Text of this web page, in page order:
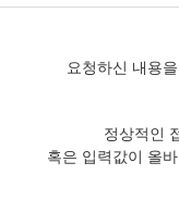
요청하신 내용
정상적인
혹은 입력값이 올